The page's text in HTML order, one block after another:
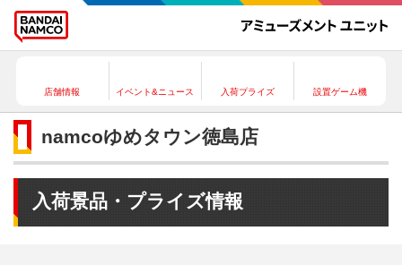
店舗情報 イベント&ニュース 入荷プライズ 設置ゲーム機
namcoゆめタウン徳島店
入荷景品・プライズ情報